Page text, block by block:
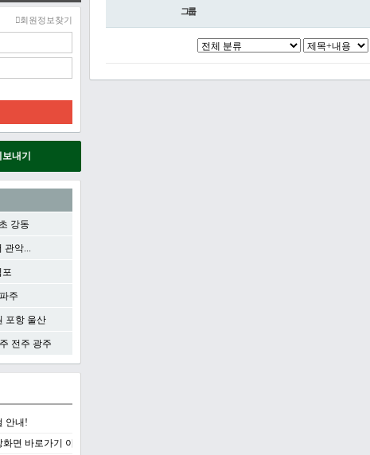
그룹
회원정보찾기
내기
강동
관악...
포
주
포항 울산
전주 광주
안내!
면 바로가기 아이콘 만들기-편하게 사이트로 접속하…